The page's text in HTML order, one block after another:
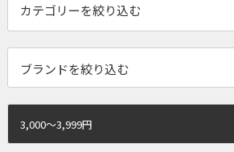
ブランドを絞り込む
3,000～3,999円